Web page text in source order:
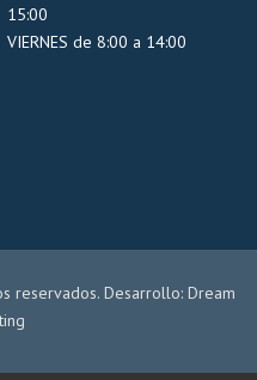
15:00
VIERNES de 8:00 a 14:00
reservados. Desarrollo: Dream